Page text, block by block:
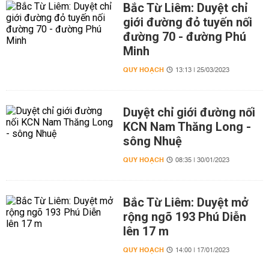
Bắc Từ Liêm: Duyệt chỉ
giới đường đỏ tuyến nối
đường 70 - đường Phú
Minh
QUY HOẠCH 13:13 | 25/03/2023
Duyệt chỉ giới đường nối
KCN Nam Thăng Long -
sông Nhuệ
QUY HOẠCH 08:35 | 30/01/2023
Bắc Từ Liêm: Duyệt mở
rộng ngõ 193 Phú Diễn
lên 17 m
QUY HOẠCH 14:00 | 17/01/2023